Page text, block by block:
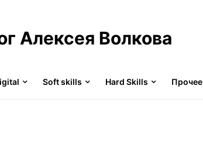
Алексея Волкова
Soft skills Hard Skills Прочее